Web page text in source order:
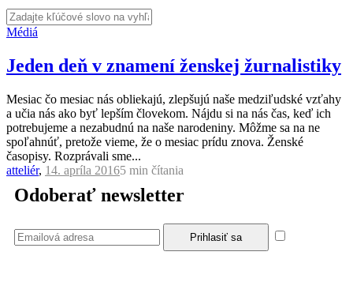
Médiá
Jeden deň v znamení ženskej žurnalistiky
Mesiac čo mesiac nás obliekajú, zlepšujú naše medziľudské vzťahy
a učia nás ako byť lepším človekom. Nájdu si na nás čas, keď ich
potrebujeme a nezabudnú na naše narodeniny. Môžme sa na ne
spoľahnúť, pretože vieme, že o mesiac prídu znova. Ženské
časopisy. Rozprávali sme...
atteliér, 14. apríla 20165 min čítania
Odoberať newsletter